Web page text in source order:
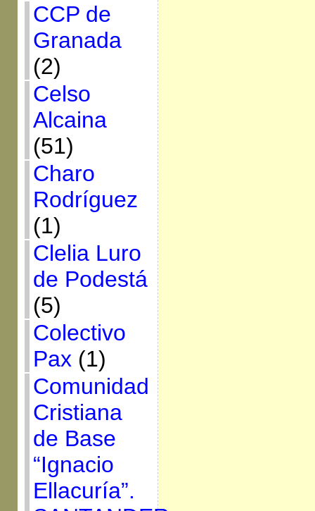
CCP de
Granada
(2)
Celso
Alcaina
(51)
Charo
Rodríguez
(1)
Clelia Luro
de Podestá
(5)
Colectivo
Pax (1)
Comunidad
Cristiana
de Base
“Ignacio
Ellacuría”.